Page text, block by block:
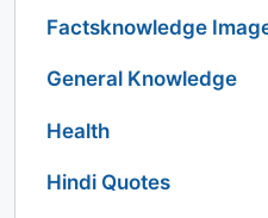
Factsknowledge
General Knowledge
Health
Hindi Quotes